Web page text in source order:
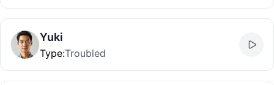
Yuki
Type:Troubled